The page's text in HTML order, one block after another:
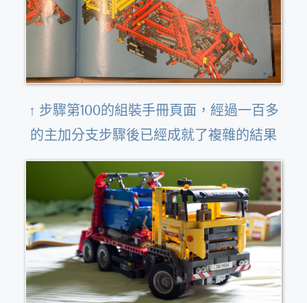
↑ 步驟第100的組裝手冊頁面，經過一百多
的主加分支步驟後已經成就了複雜的結果